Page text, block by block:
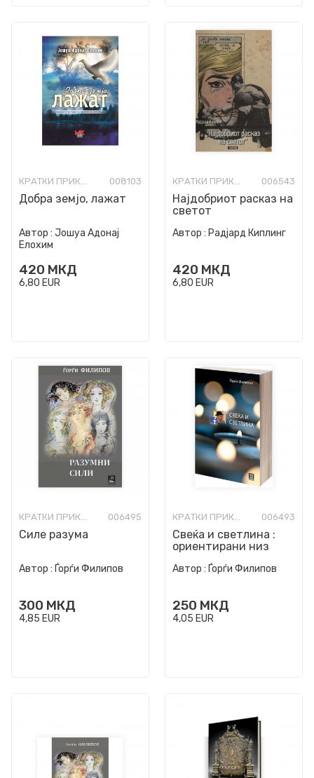
КРАТКИ ПРИКАЗНИ 008103
Добра земјо, лажат
Автор : Јошуа Адонај
Елохим
420 МКД
6,80 EUR
КРАТКИ ПРИКАЗНИ 006543
Најдобриот расказ на
светот
Автор : Радјард Киплинг
420 МКД
6,80 EUR
КРАТКИ ПРИКАЗНИ 006495
Силе разума
Автор : Ѓорѓи Филипов
300 МКД
4,85 EUR
КРАТКИ ПРИКАЗНИ 006493
Свеќа и светлина :
ориентирани низ
секојдневието
Автор : Ѓорѓи Филипов
250 МКД
4,05 EUR